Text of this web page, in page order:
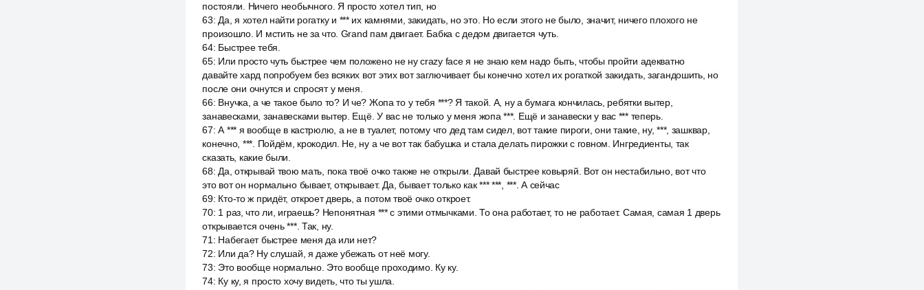
постояли. Ничего необычного. Я просто хотел тип, но
63: Да, я хотел найти рогатку и *** их камнями, закидать, но это. Но если этого не было, значит, ничего плохого не
произошло. И мстить не за что. Grand пам двигает. Бабка с дедом двигается чуть.
64: Быстрее тебя.
65: Или просто чуть быстрее чем положено не ну crazy face я не знаю кем надо быть, чтобы пройти адекватно
давайте хард попробуем без всяких вот этих вот заглючивает бы конечно хотел их рогаткой закидать, загандошить, но
после они очнутся и спросят у меня.
66: Внучка, а че такое было то? И че? Жопа то у тебя ***? Я такой. А, ну а бумага кончилась, ребятки вытер,
занавесками, занавесками вытер. Ещё. У вас не только у меня жопа ***. Ещё и занавески у вас *** теперь.
67:А *** я вообще в кастрюлю, а не в туалет, потому что дед там сидел, вот такие пироги, они такие, ну, ***, зашквар,
конечно, ***. Пойдём, крокодил. Не, ну а че вот так бабушка и стала делать пирожки с говном. Ингредиенты, так
сказать, какие были.
68: Да, открывай твою мать, пока твоё очко также не открыли. Давай быстрее ковыряй. Вот он нестабильно, вот что
это вот он нормально бывает, открывает. Да, бывает только как *** ***, ***. А сейчас
69: Кто-то ж придёт, откроет дверь, а потом твоё очко откроет.
70: 1 раз, что ли, играешь? Непонятная *** с этими отмычками. То она работает, то не работает. Самая, самая 1 дверь
открывается очень ***. Так, ну.
71 : Набегает быстрее меня да или нет?
72: Или да? Ну слушай, я даже убежать от неё могу.
73: Это вообще нормально. Это вообще проходимо. Ку ку.
74: Ку ку, я просто хочу видеть, что ты ушла.